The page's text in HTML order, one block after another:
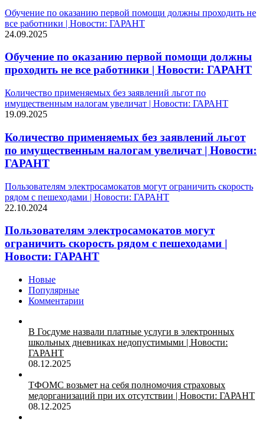
Обучение по оказанию первой помощи должны проходить не
все работники | Новости: ГАРАНТ
24.09.2025
Обучение по оказанию первой помощи должны
проходить не все работники | Новости: ГАРАНТ
Количество применяемых без заявлений льгот по
имущественным налогам увеличат | Новости: ГАРАНТ
19.09.2025
Количество применяемых без заявлений льгот
по имущественным налогам увеличат | Новости:
ГАРАНТ
Пользователям электросамокатов могут ограничить скорость
рядом с пешеходами | Новости: ГАРАНТ
22.10.2024
Пользователям электросамокатов могут
ограничить скорость рядом с пешеходами |
Новости: ГАРАНТ
Новые
Популярные
Комментарии
В Госдуме назвали платные услуги в электронных
школьных дневниках недопустимыми | Новости:
ГАРАНТ
08.12.2025
ТФОМС возьмет на себя полномочия страховых
медорганизаций при их отсутствии | Новости: ГАРАНТ
08.12.2025